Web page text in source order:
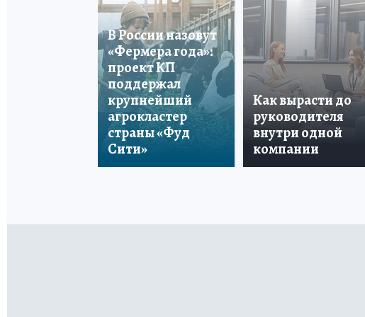
В России назовут
«Фермера года»:
проект КП
поддержал
крупнейший
агрокластер
страны «Фуд
Сити»
Как вырасти до
руководителя
внутри одной
компании